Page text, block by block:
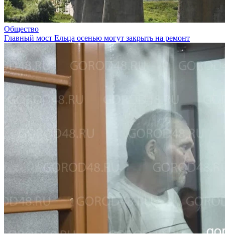
Общество
Главный мост Ельца осенью могут закрыть на ремонт